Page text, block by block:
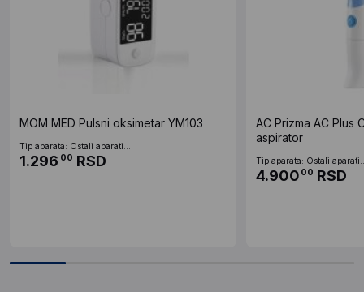
MOM MED Pulsni oksimetar YM103
Tip aparata: Ostali aparati...
1.296 00 RSD
AC Prizma AC Plus
aspirator
Tip aparata: Ostali
4.900 00 RSD